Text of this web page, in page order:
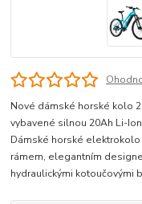
Nové dámské horské kolo
vybavené silnou 20Ah Li-
Dámské horské elektrokolo
rámem, elegantním
hydraulickými kotoučovými